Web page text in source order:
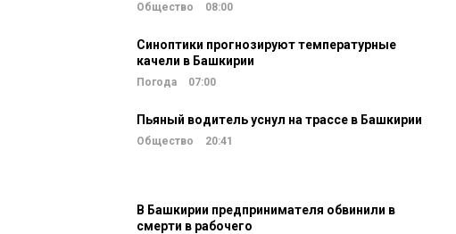
Общество 08:00
Синоптики прогнозируют температурные
качели в Башкирии
Погода 07:00
Пьяный водитель уснул на трассе в Башкирии
Общество 20:41
В Башкирии предпринимателя обвинили в
смерти в рабочего